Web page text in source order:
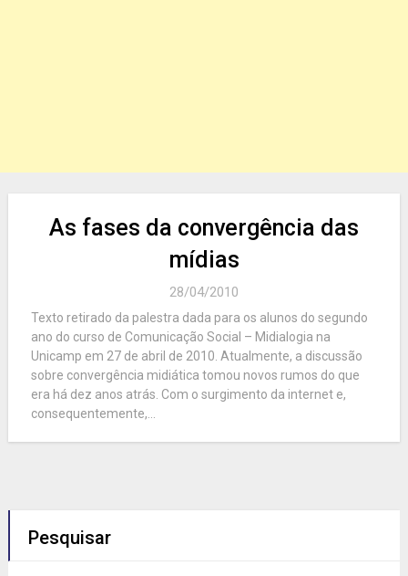
As fases da convergência das
mídias
28/04/2010
Texto retirado da palestra dada para os alunos do segundo
ano do curso de Comunicação Social – Midialogia na
Unicamp em 27 de abril de 2010. Atualmente, a discussão
sobre convergência midiática tomou novos rumos do que
era há dez anos atrás. Com o surgimento da internet e,
consequentemente,...
Pesquisar